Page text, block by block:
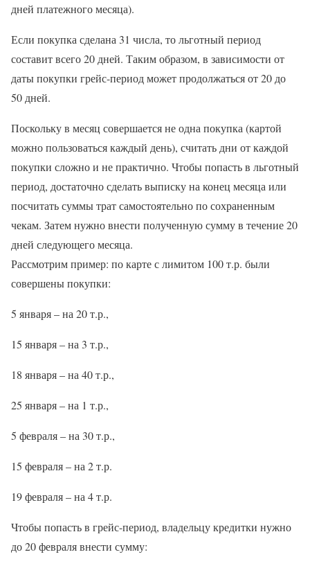
дней платежного месяца).
Если покупка сделана 31 числа, то льготный период
составит всего 20 дней. Таким образом, в зависимости от
даты покупки грейс-период может продолжаться от 20 до
50 дней.
Поскольку в месяц совершается не одна покупка (картой
можно пользоваться каждый день), считать дни от каждой
покупки сложно и не практично. Чтобы попасть в льготный
период, достаточно сделать выписку на конец месяца или
посчитать суммы трат самостоятельно по сохраненным
чекам. Затем нужно внести полученную сумму в течение 20
дней следующего месяца.
Рассмотрим пример: по карте с лимитом 100 т.р. были
совершены покупки:
5 января – на 20 т.р.,
15 января – на 3 т.р.,
18 января – на 40 т.р.,
25 января – на 1 т.р.,
5 февраля – на 30 т.р.,
15 февраля – на 2 т.р.
19 февраля – на 4 т.р.
Чтобы попасть в грейс-период, владельцу кредитки нужно
до 20 февраля внести сумму: